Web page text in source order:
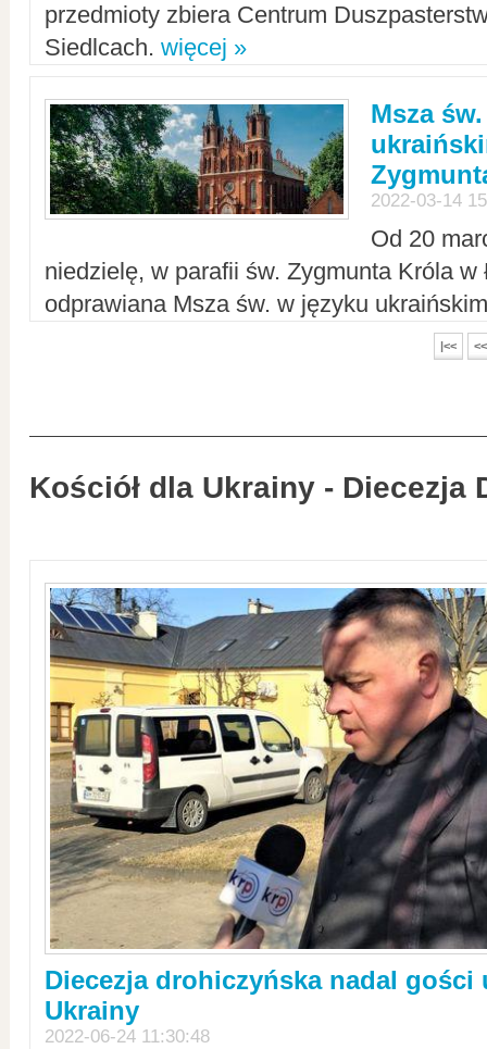
przedmioty zbiera Centrum
Siedlcach. więcej »
Msza
2022-03-14
Od 20
niedzielę, w parafii św. Zygmunta Króla w
odprawiana Msza św. w języku
|<< <<
Kościół dla Ukrainy - Diecezja
Diecezja drohiczyńska nadal gości
Ukrainy
2022-06-24 11:30:48